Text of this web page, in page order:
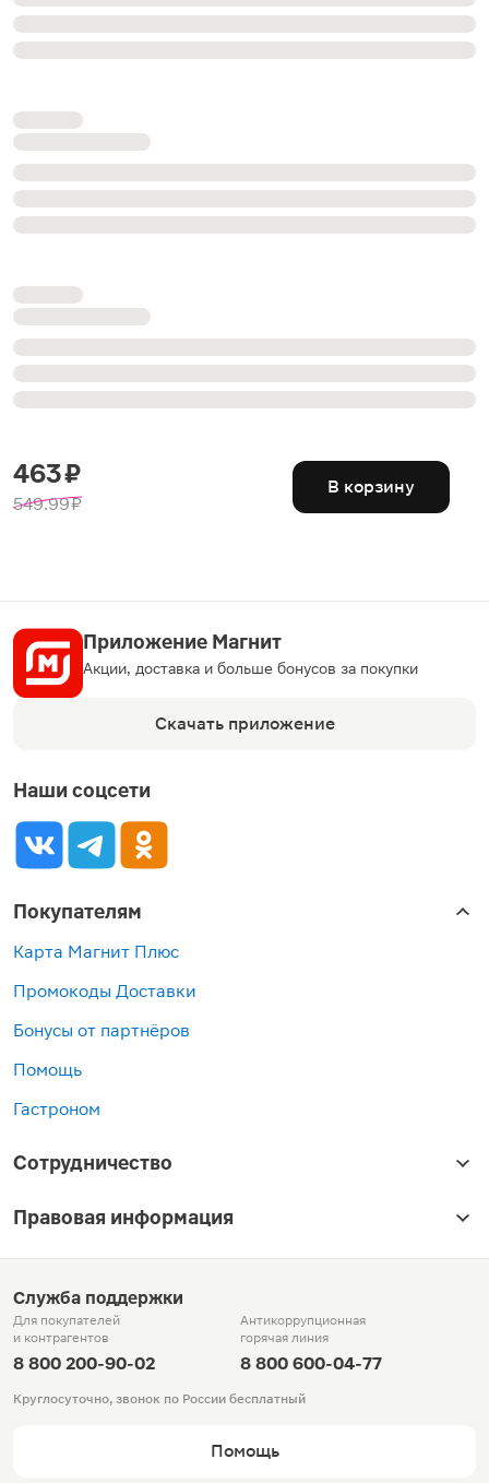
463 ₽
549.99 ₽
В корзину
Приложение Магнит
Акции, доставка и больше бонусов за покупки
Скачать приложение
Наши соцсети
Покупателям
Карта Магнит Плюс
Промокоды Доставки
Бонусы от партнёров
Помощь
Гастроном
Сотрудничество
Правовая информация
Служба поддержки
Для покупателей
и контрагентов
8 800 200-90-02
Антикоррупционная
горячая линия
8 800 600-04-77
Круглосуточно, звонок по России бесплатный
Помощь